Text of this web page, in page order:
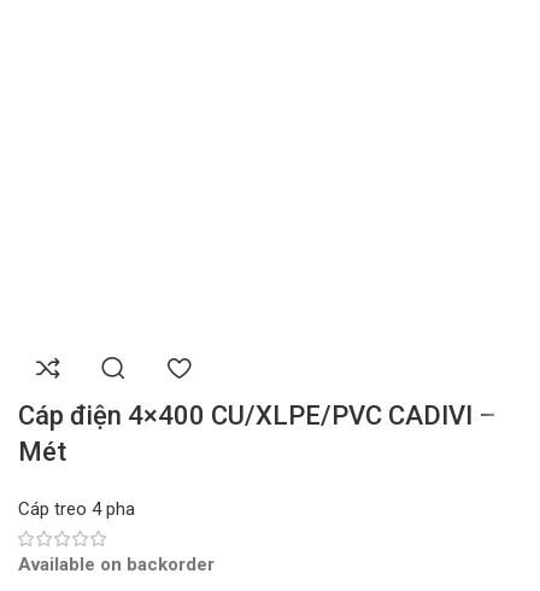
Cáp điện 4×400 CU/XLPE/PVC CADIVI –
Mét
Cáp treo 4 pha
Available on backorder